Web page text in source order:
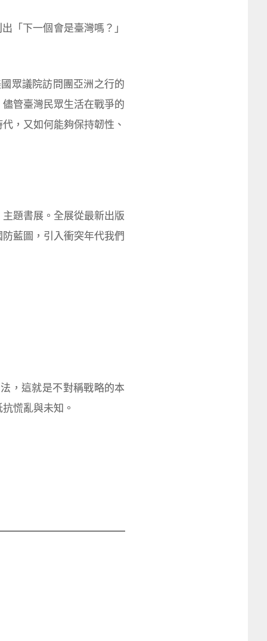
「下一個會是臺灣嗎？」
眾議院訪問團亞洲之行的
管臺灣民眾生活在戰爭的
，又如何能夠保持韌性、
題書展。全展從最新出版
藍圖，引入衝突年代我們
，這就是不對稱戰略的本
慌亂與未知。